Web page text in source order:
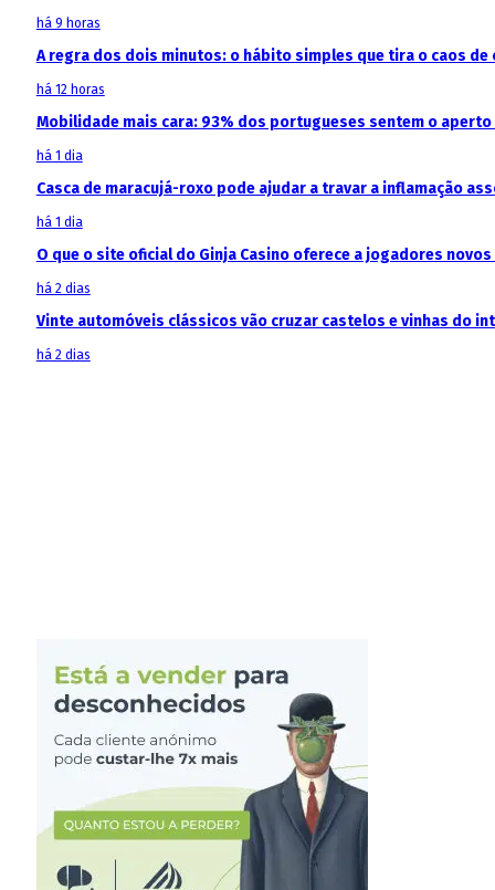
há 9 horas
A regra dos dois minutos: o hábito simples que tira o caos de
há 12 horas
Mobilidade mais cara: 93% dos portugueses sentem o
há 1 dia
Casca de maracujá-roxo pode ajudar a travar a inflamação
há 1 dia
O que o site oficial do Ginja Casino oferece a jogadores
há 2 dias
Vinte automóveis clássicos vão cruzar castelos e vinhas do
há 2 dias